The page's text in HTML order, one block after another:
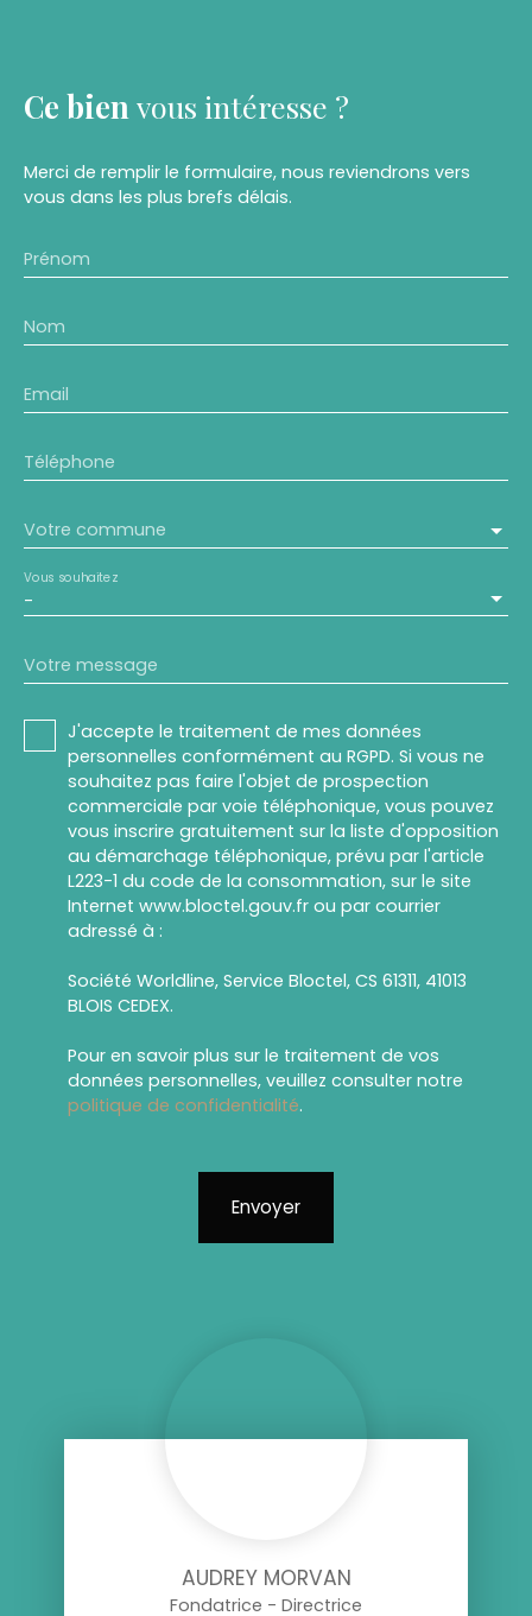
Ce bien vous intéresse ?
Merci de remplir le formulaire, nous reviendrons vers
vous dans les plus brefs délais.
Prénom
Nom
Email
Téléphone
Votre commune
-
Vous souhaitez
Votre message
J'accepte le traitement de mes données
personnelles conformément au RGPD. Si vous ne
souhaitez pas faire l'objet de prospection
commerciale par voie téléphonique, vous pouvez
vous inscrire gratuitement sur la liste d'opposition
au démarchage téléphonique, prévu par l'article
L223-1 du code de la consommation, sur le site
Internet www.bloctel.gouv.fr ou par courrier
adressé à :
Société Worldline, Service Bloctel, CS 61311, 41013
BLOIS CEDEX.
Pour en savoir plus sur le traitement de vos
données personnelles, veuillez consulter notre
politique de confidentialité.
Envoyer
AUDREY MORVAN
Fondatrice - Directrice